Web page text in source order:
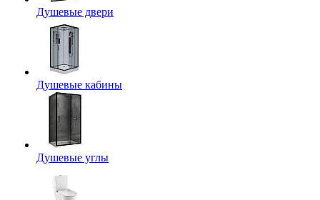
Душевые двери
Душевые кабины
Душевые углы